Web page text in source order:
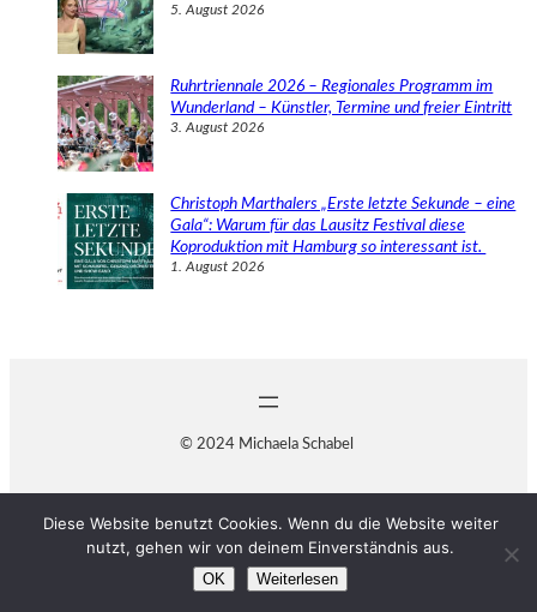
5. August 2026
Ruhrtriennale 2026 – Regionales Programm im
Wunderland – Künstler, Termine und freier Eintritt
3. August 2026
Christoph Marthalers „Erste letzte Sekunde – eine
Gala“: Warum für das Lausitz Festival diese
Koproduktion mit Hamburg so interessant ist.
1. August 2026
© 2024 Michaela Schabel
Diese Website benutzt Cookies. Wenn du die Website weiter
nutzt, gehen wir von deinem Einverständnis aus.
OK Weiterlesen